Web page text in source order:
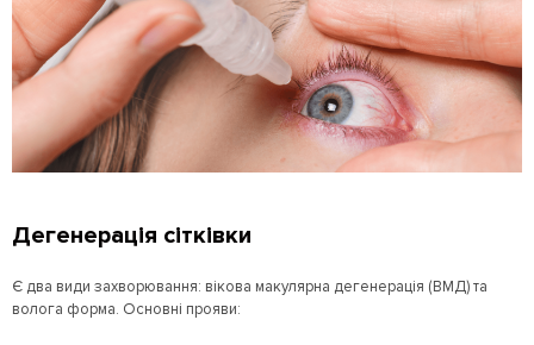
Дегенерація сітківки
Є два види захворювання: вікова макулярна дегенерація (ВМД) та
волога форма. Основні прояви: